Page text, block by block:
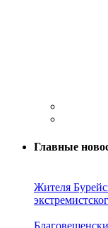
Главные
Жителя